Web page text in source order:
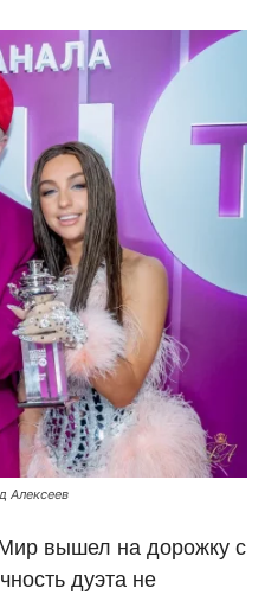
Алексеев
вышел на дорожку с
дуэта не